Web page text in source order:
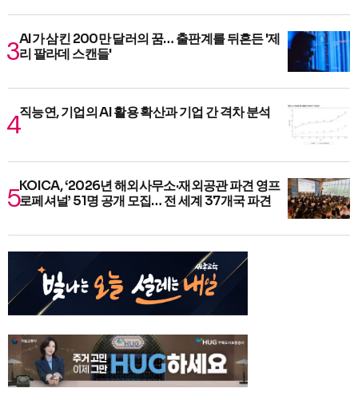
AI가 삼킨 200만 달러의 꿈… 출판계를 뒤흔든 '제
리 팔라데 스캔들'
직능연, 기업의 AI 활용 확산과 기업 간 격차 분석
KOICA, ‘2026년 해외사무소·재외공관 파견 영프
로페셔널’ 51명 공개 모집… 전 세계 37개국 파견